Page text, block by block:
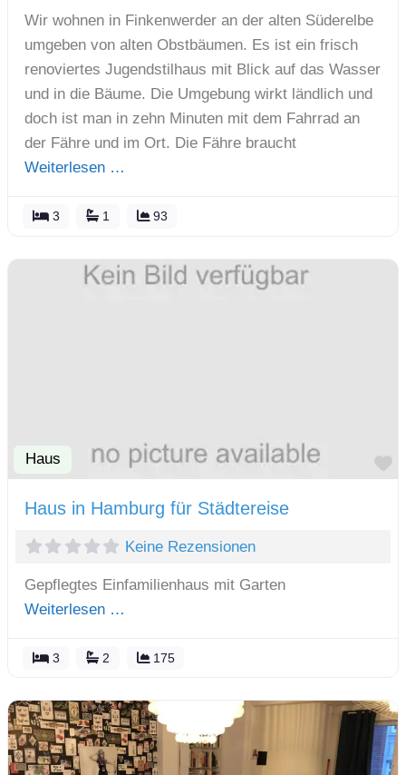
Wir wohnen in Finkenwerder an der alten Süderelbe
umgeben von alten Obstbäumen. Es ist ein frisch
renoviertes Jugendstilhaus mit Blick auf das Wasser
und in die Bäume. Die Umgebung wirkt ländlich und
doch ist man in zehn Minuten mit dem Fahrrad an
der Fähre und im Ort. Die Fähre braucht
Weiterlesen …
3 1 93
Haus
Haus in Hamburg für Städtereise
Keine Rezensionen
Gepflegtes Einfamilienhaus mit Garten
Weiterlesen …
3 2 175